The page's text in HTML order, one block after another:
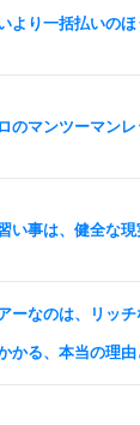
より一括払いのほ
のマンツーマンレ
い事は、健全な現
ーなのは、リッ
かる、本当の理由